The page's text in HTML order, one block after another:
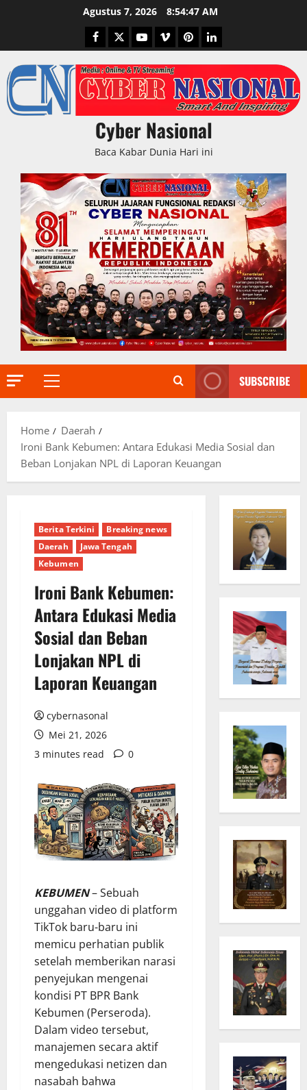
Agustus 7, 2026 8:54:48 AM
Facebook
TwitterYoutubeVimeoPinterestLinkedIn
Cyber Nasional
Baca Kabar Dunia Hari ini
Primary
SUBSCRIBE
Home
Daerah
Ironi Bank Kebumen: Antara Edukasi Media Sosial dan
Beban Lonjakan NPL di Laporan Keuangan
Berita Terkini
Breaking news
Daerah
Jawa Tengah
Kebumen
Ironi Bank Kebumen:
Antara Edukasi Media
Sosial dan Beban
Lonjakan NPL di
Laporan Keuangan
cybernasonal
Mei 21, 2026
3 minutes read
0
KEBUMEN– Sebuah
unggahan video di platform
TikTok baru-baru ini
memicu perhatian publik
setelah memberikan narasi
penyejukan mengenai
kondisi PT BPR Bank
Kebumen (Perseroda).
Dalam video tersebut,
manajemen secara aktif
mengedukasi netizen dan
nasabah bahwa